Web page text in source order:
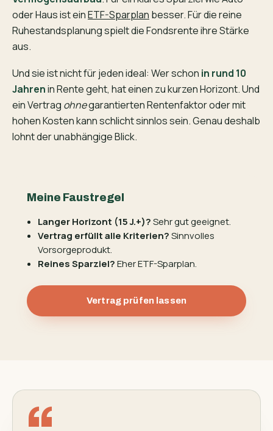
oder Haus ist einETF-Sparplan besser. Für die reine
Ruhestandsplanung spielt die Fondsrente ihre Stärke
aus.
Und sie ist nicht für jeden ideal: Wer schon in rund 10
Jahrenin Rente geht, hat einen zu kurzen Horizont. Und
ein Vertrag ohnegarantierten Rentenfaktor oder mit
hohen Kosten kann schlicht sinnlos sein. Genau deshalb
lohnt der unabhängige Blick.
Meine Faustregel
Langer Horizont (15 J.+)?Sehr gut geeignet.
Vertrag erfüllt alle Kriterien?Sinnvolles
Vorsorgeprodukt.
Reines Sparziel?Eher ETF-Sparplan.
Vertrag prüfen lassen